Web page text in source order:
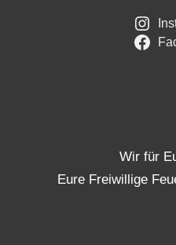
Wir für
Eure Freiwillige